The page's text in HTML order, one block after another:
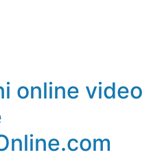
online video